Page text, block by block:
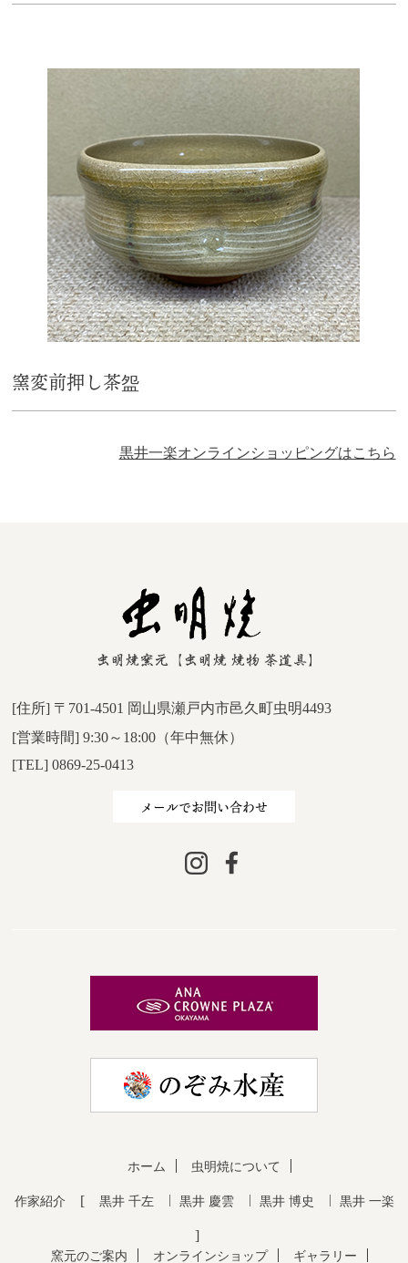
窯変前押し茶盌
黒井一楽オンラインショッピングはこちら
[住所] 〒701-4501 岡山県瀬戸内市邑久町虫明4493
[営業時間] 9:30～18:00（年中無休）
[TEL] 0869-25-0413
メールでお問い合わせ
ホーム 虫明焼について
作家紹介 黒井 千左 黒井 慶雲 黒井 博史 黒井 一楽
窯元のご案内 オンラインショップ ギャラリー